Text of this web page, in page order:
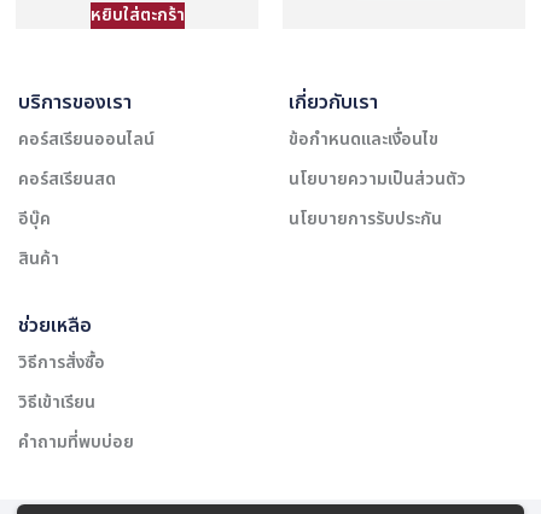
หยิบใส่ตะกร้า
บริการของเรา
คอร์สเรียนออนไลน์
คอร์สเรียนสด
อีบุ๊ค
สินค้า
เกี่ยวกับเรา
ข้อกำหนดและเงื่อนไข
นโยบายความเป็นส่วนตัว
นโยบายการรับประกัน
ช่วยเหลือ
วิธีการสั่งซื้อ
วิธีเข้าเรียน
คำถามที่พบบ่อย